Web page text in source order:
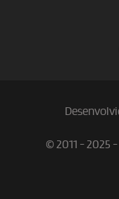
© 2011 - 2025